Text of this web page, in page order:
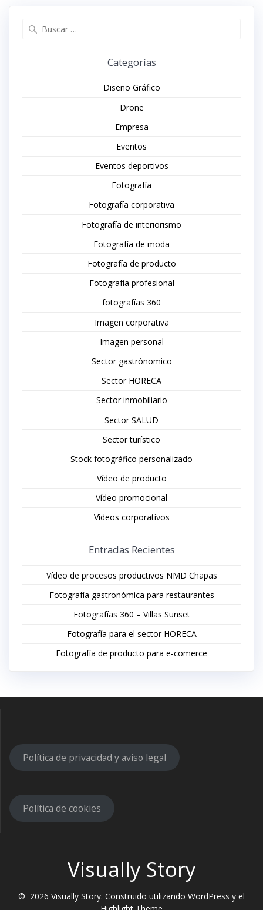
Categorías
Diseño Gráfico
Drone
Empresa
Eventos
Eventos deportivos
Fotografía
Fotografía corporativa
Fotografía de interiorismo
Fotografía de moda
Fotografía de producto
Fotografía profesional
fotografías 360
Imagen corporativa
Imagen personal
Sector gastrónomico
Sector HORECA
Sector inmobiliario
Sector SALUD
Sector turístico
Stock fotográfico personalizado
Vídeo de producto
Vídeo promocional
Vídeos corporativos
Entradas Recientes
Vídeo de procesos productivos NMD Chapas
Fotografía gastronómica para restaurantes
Fotografías 360 – Villas Sunset
Fotografía para el sector HORECA
Fotografía de producto para e-comerce
Política de privacidad y aviso legal
Política de cookies
Visually Story
© 2026 Visually Story. Construido utilizando WordPress y el